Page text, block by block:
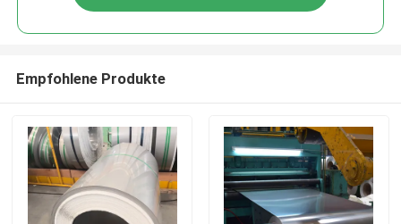
Empfohlene Produkte